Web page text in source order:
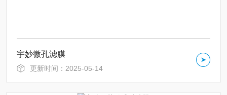
宇妙微孔滤膜
更新时间：2025-05-14